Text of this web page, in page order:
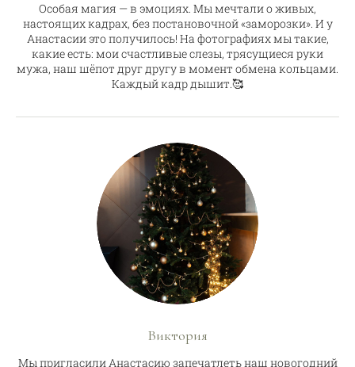
Особая магия — в эмоциях. Мы мечтали о живых,
настоящих кадрах, без постановочной «заморозки». И у
Анастасии это получилось! На фотографиях мы такие,
какие есть: мои счастливые слезы, трясущиеся руки
мужа, наш шёпот друг другу в момент обмена кольцами.
Каждый кадр дышит.🥰
Виктория
Мы пригласили Анастасию запечатлеть наш новогодний